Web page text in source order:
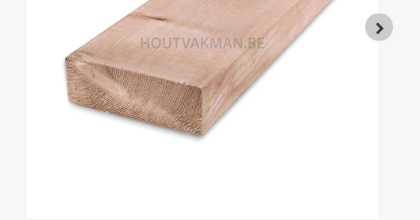
Alle vijzen
Verbindingsstukken
Houten pennen